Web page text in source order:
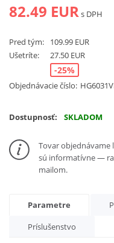
82.49 EURs DPH
Pred tým:
109.99 EUR
Ušetríte:
27.50 EUR
-25%
Objednávacie číslo:
Dostupnosť: SKLADOM
Tovar objednávame
sú informatívne —
mailom.
Parametre
Príslušenstvo